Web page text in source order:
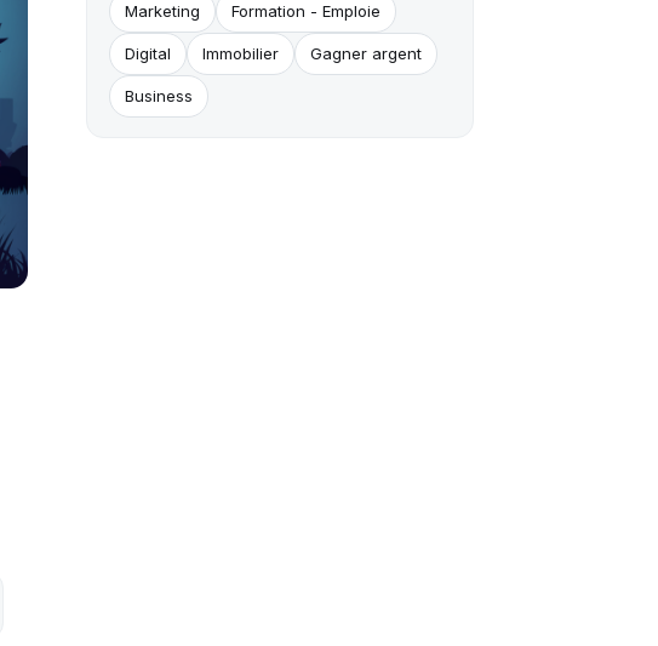
Marketing Formation - Emploie
Digital Immobilier Gagner argent
Business